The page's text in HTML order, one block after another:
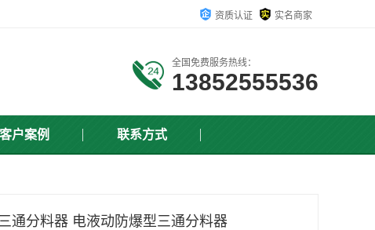
资质认证 实名商家
全国免费服务热线：
13852555536
客户案例 联系方式
通分料器 电液动防爆型三通分料器